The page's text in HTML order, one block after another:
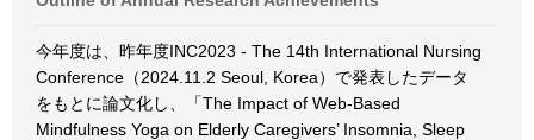
今年度は、昨年度INC2023 - The 14th International Nursing
Conference（2024.11.2 Seoul, Korea）で発表したデータ
をもとに論文化し、「The Impact of Web-Based
Mindfulness Yoga on Elderly Caregivers’ Insomnia, Sleep